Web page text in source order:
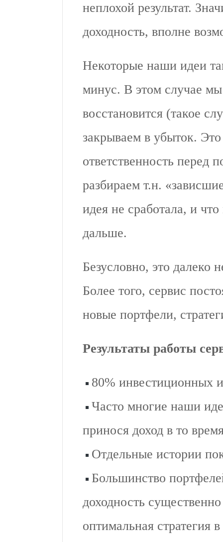
неплохой результат.
доходность, вполне
Некоторые наши идеи
минус. В этом случае
восстановится (такое
закрываем в убыток.
ответственность перед
разбираем т.н.
идея не сработала, и
дальше.
Безусловно, это далеко
Более того, сервис
новые портфели,
Результаты работы
80% инвестиционных
Часто многие наши
принося доход в то
Отдельные истории
Большинство
доходность
оптимальная стратегия